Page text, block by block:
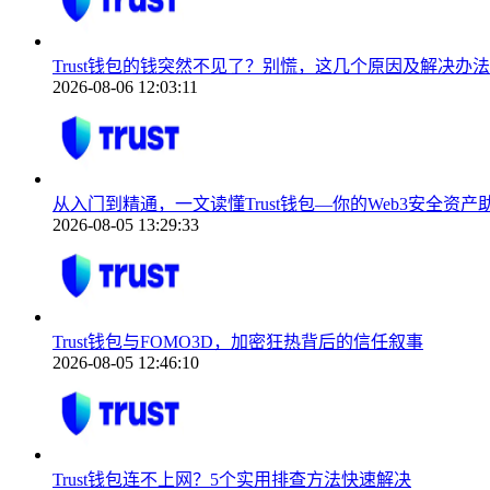
Trust钱包的钱突然不见了？别慌，这几个原因及解决办法
2026-08-06 12:03:11
从入门到精通，一文读懂Trust钱包—你的Web3安全资产
2026-08-05 13:29:33
Trust钱包与FOMO3D，加密狂热背后的信任叙事
2026-08-05 12:46:10
Trust钱包连不上网？5个实用排查方法快速解决